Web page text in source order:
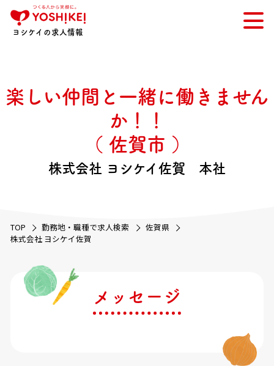
ヨシケイの求人情報
楽しい仲間と一緒に働きません
か！！
（ 佐賀市 ）
株式会社 ヨシケイ佐賀 本社
TOP 勤務地・職種で求人検索
佐賀県
株式会社 ヨシケイ佐賀
メッセージ